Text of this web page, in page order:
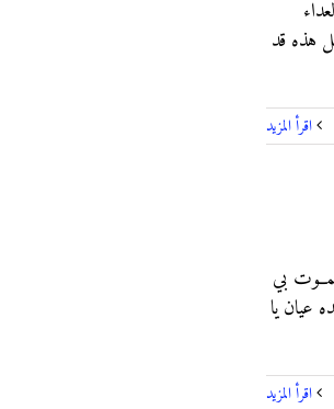
هذه قد
‫اقرأ المزيد
بي
عيان يا
‫اقرأ المزيد